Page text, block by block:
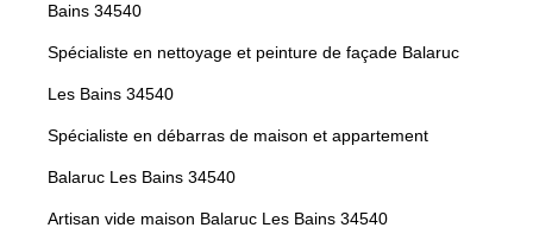
Bains 34540
Spécialiste en nettoyage et peinture de façade Balaruc
Les Bains 34540
Spécialiste en débarras de maison et appartement
Balaruc Les Bains 34540
Artisan vide maison Balaruc Les Bains 34540